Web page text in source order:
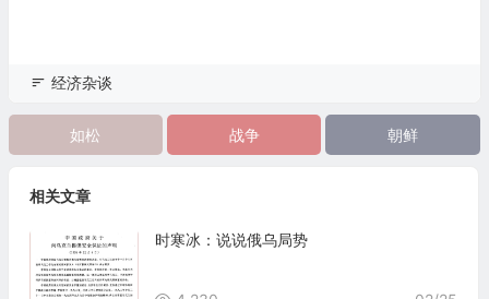
经济杂谈
如松 战争 朝鲜
相关文章
时寒冰：说说俄乌局势